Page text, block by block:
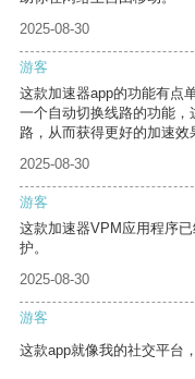
2025-08-30
游客
这款加速器app的功能有点
一个自动切换线路的功能
路，从而获得更好的加速效
2025-08-30
游客
这款加速器VPM应用程序
护。
2025-08-30
游客
这款app就像我的社交平台